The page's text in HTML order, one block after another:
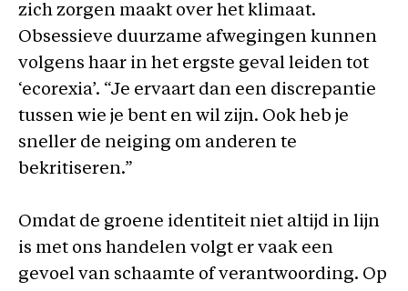
zich zorgen maakt over het klimaat.
Obsessieve duurzame afwegingen kunnen
volgens haar in het ergste geval leiden tot
‘ecorexia’. “Je ervaart dan een discrepantie
tussen wie je bent en wil zijn. Ook heb je
sneller de neiging om anderen te
bekritiseren.”
Omdat de groene identiteit niet altijd in lijn
is met ons handelen volgt er vaak een
gevoel van schaamte of verantwoording. Op